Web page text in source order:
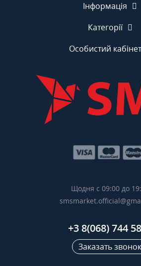
Інформація
Категорії
Особистий кабінет
Щодня с 09:00 до
+3 8(068) 744
Заказать звонок